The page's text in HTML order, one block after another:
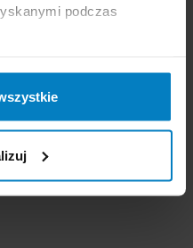
podczas
-